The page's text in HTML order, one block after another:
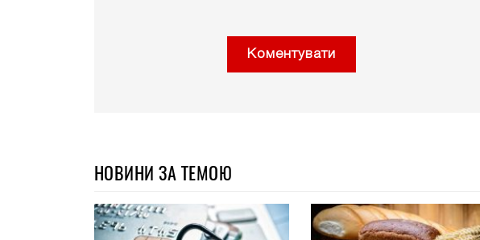
Коментувати
НОВИНИ ЗА ТЕМОЮ